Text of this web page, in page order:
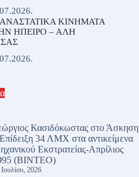
ΚΙΝΗΜΑΤΑ
ΗΠΕΙΡΟ – ΑΛΗ
Κασιδόκωστας στο Άσκηση
34 ΛΜΧ στα αντικείμενα
Εκστρατείας-Απρίλιος
(ΒΙΝΤΕΟ)
2026